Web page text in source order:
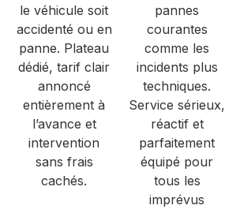
le véhicule soit
accidenté ou en
panne. Plateau
dédié, tarif clair
annoncé
entièrement à
l’avance et
intervention
sans frais
cachés.
pannes
courantes
comme les
incidents plus
techniques.
Service sérieux,
réactif et
parfaitement
équipé pour
tous les
imprévus